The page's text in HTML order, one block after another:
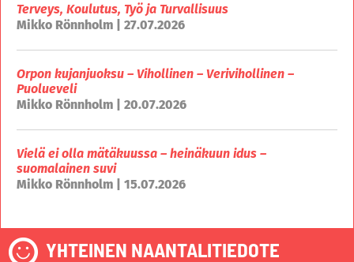
Terveys, Koulutus, Työ ja Turvallisuus
Mikko Rönnholm | 27.07.2026
Orpon kujanjuoksu – Vihollinen – Verivihollinen –
Puolueveli
Mikko Rönnholm | 20.07.2026
Vielä ei olla mätäkuussa – heinäkuun idus –
suomalainen suvi
Mikko Rönnholm | 15.07.2026
YHTEINEN NAANTALITIEDOTE